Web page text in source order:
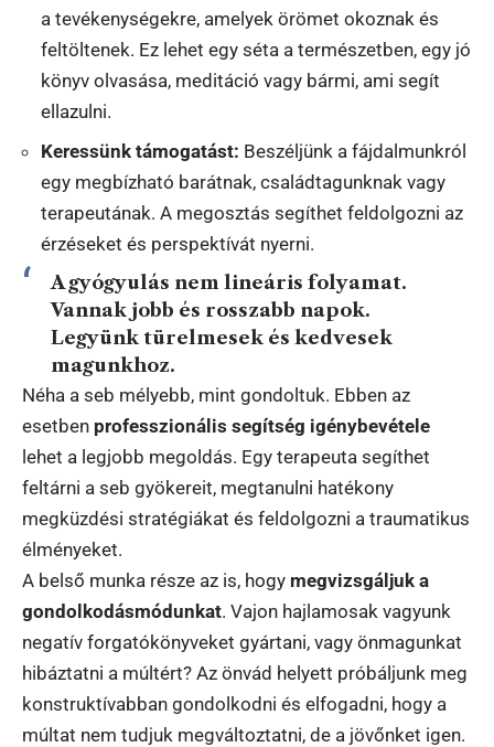
a tevékenységekre, amelyek örömet okoznak és
feltöltenek. Ez lehet egy séta a természetben, egy jó
könyv olvasása, meditáció vagy bármi, ami segít
ellazulni.
Keressünk támogatást: Beszéljünk a fájdalmunkról
egy megbízható barátnak, családtagunknak vagy
terapeutának. A megosztás segíthet feldolgozni az
érzéseket és perspektívát nyerni.
A gyógyulás nem lineáris folyamat.
Vannak jobb és rosszabb napok.
Legyünk türelmesek és kedvesek
magunkhoz.
Néha a seb mélyebb, mint gondoltuk. Ebben az
esetben professzionális segítség igénybevétele
lehet a legjobb megoldás. Egy terapeuta segíthet
feltárni a seb gyökereit, megtanulni hatékony
megküzdési stratégiákat és feldolgozni a traumatikus
élményeket.
A belső munka része az is, hogy megvizsgáljuk a
gondolkodásmódunkat. Vajon hajlamosak vagyunk
negatív forgatókönyveket gyártani, vagy önmagunkat
hibáztatni a múltért? Az önvád helyett próbáljunk meg
konstruktívabban gondolkodni és elfogadni, hogy a
múltat nem tudjuk megváltoztatni, de a jövőnket igen.